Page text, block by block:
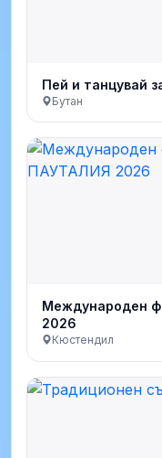
Пей и танцувай
Бутан
Международен
2026
Кюстендил